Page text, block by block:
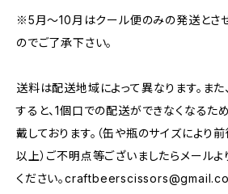
※5月～10月はクール便のみの発送とさ
のでご了承下さい。
送料は配送地域によって異なります。ま
すると、1個口での配送ができなくなるた
戴しております。（缶や瓶のサイズにより
以上）ご不明点等ございましたらメール
ください。